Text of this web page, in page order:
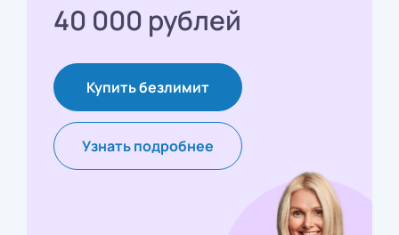
40 000 рублей
Купить безлимит
Узнать подробнее